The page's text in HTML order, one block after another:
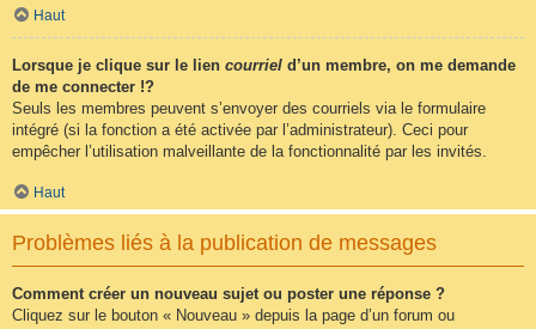
Haut
Lorsque je clique sur le lien courriel d’un membre, on me demande
de me connecter !?
Seuls les membres peuvent s’envoyer des courriels via le formulaire
intégré (si la fonction a été activée par l’administrateur). Ceci pour
empêcher l’utilisation malveillante de la fonctionnalité par les invités.
Haut
Problèmes liés à la publication de messages
Comment créer un nouveau sujet ou poster une réponse ?
Cliquez sur le bouton « Nouveau » depuis la page d’un forum ou